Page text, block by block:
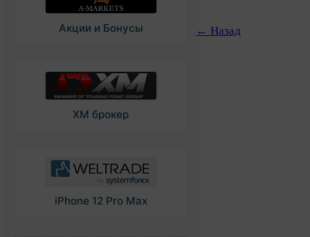
Акции и Бонусы
XM брокер
iPhone 12 Pro Max
← Назад